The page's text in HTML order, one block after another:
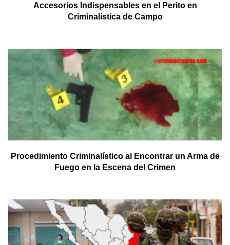
Accesorios Indispensables en el Perito en
Criminalística de Campo
Procedimiento Criminalístico al Encontrar un Arma de
Fuego en la Escena del Crimen